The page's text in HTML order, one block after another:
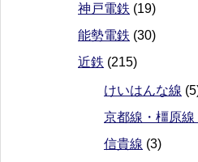
神戸電鉄 (19)
能勢電鉄 (30)
近鉄 (215)
けいはんな線
京都線・橿原線
信貴線 (3)